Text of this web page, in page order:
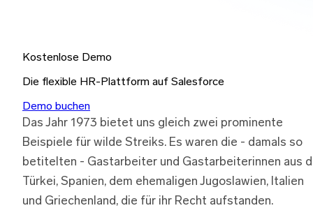
Kostenlose Demo
Die flexible HR-Plattform auf Salesforce
Demo buchen
Das Jahr 1973 bietet uns gleich zwei prominente
Beispiele für wilde Streiks. Es waren die - damals so
betitelten - Gastarbeiter und Gastarbeiterinnen aus
Türkei, Spanien, dem ehemaligen Jugoslawien, Italien
und Griechenland, die für ihr Recht aufstanden.